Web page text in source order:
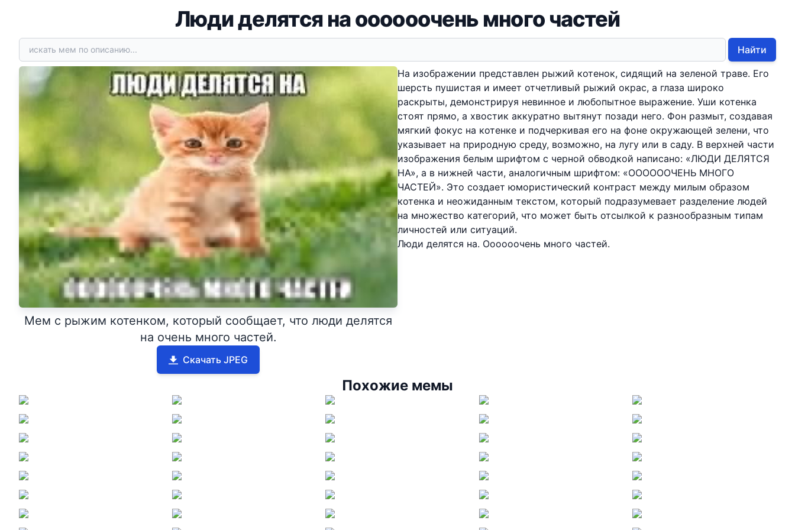
Люди делятся на оооооочень много частей
Найти
Мем с рыжим котенком, который сообщает, что люди делятся
на очень много частей.
Скачать JPEG
На изображении представлен рыжий котенок, сидящий на зеленой траве. Его
шерсть пушистая и имеет отчетливый рыжий окрас, а глаза широко
раскрыты, демонстрируя невинное и любопытное выражение. Уши котенка
стоят прямо, а хвостик аккуратно вытянут позади него. Фон размыт, создавая
мягкий фокус на котенке и подчеркивая его на фоне окружающей зелени, что
указывает на природную среду, возможно, на лугу или в саду. В верхней части
изображения белым шрифтом с черной обводкой написано: «ЛЮДИ ДЕЛЯТСЯ
НА», а в нижней части, аналогичным шрифтом: «ООООООЧЕНЬ МНОГО
ЧАСТЕЙ». Это создает юмористический контраст между милым образом
котенка и неожиданным текстом, который подразумевает разделение людей
на множество категорий, что может быть отсылкой к разнообразным типам
личностей или ситуаций.
Люди делятся на. Оооооочень много частей.
Похожие мемы